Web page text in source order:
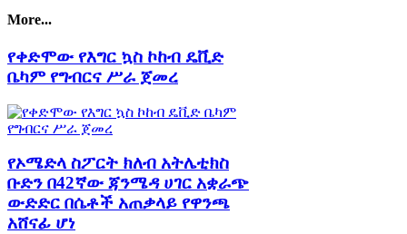
More...
የቀድሞው የእግር ኳስ ኮከብ ዴቪድ
ቤካም የግብርና ሥራ ጀመረ
የኦሜድላ ስፖርት ክለብ አትሌቲክስ
ቡድን በ42ኛው ጃንሜዳ ሀገር አቋራጭ
ውድድር በሴቶች አጠቃላይ የዋንጫ
አሸናፊ ሆነ